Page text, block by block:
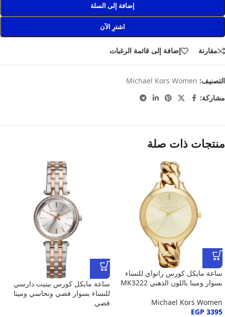
إضافة إلى السلة
اشترِ الآن
مقارنة إضافة إلى قائمة الرغبات
التصنيف: Michael Kors Women
مشاركة:
منتجات ذات صلة
ساعة مايكل كورس رانواي للنساء
بسوار ومينا باللون الذهبي MK3222
Michael Kors Women
EGP 3395
ساعة مايكل كورس بيتيت دارسي
للنساء بسوار فضي ونحاسي ومينا
فضي